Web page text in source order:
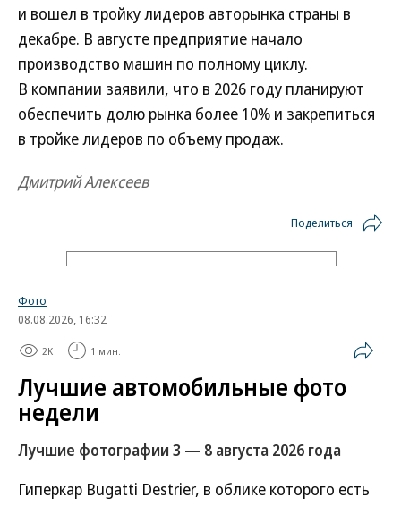
и вошел в тройку лидеров авторынка страны в
декабре. В августе предприятие начало
производство машин по полному циклу.
В компании заявили, что в 2026 году планируют
обеспечить долю рынка более 10% и закрепиться
в тройке лидеров по объему продаж.
Дмитрий Алексеев
Поделиться
Фото
08.08.2026, 16:32
2K 1 мин.
Лучшие автомобильные фото
недели
Лучшие фотографии 3 — 8 августа 2026 года
Гиперкар Bugatti Destrier, в облике которого есть